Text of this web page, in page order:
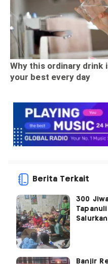
Berita Terkait
300
Banjir